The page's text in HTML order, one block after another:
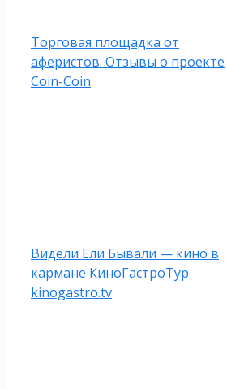
Торговая площадка от
аферистов. Отзывы о проекте
Coin-Coin
Видели Ели Бывали — кино в
кармане КиноГастроТур
kinogastro.tv